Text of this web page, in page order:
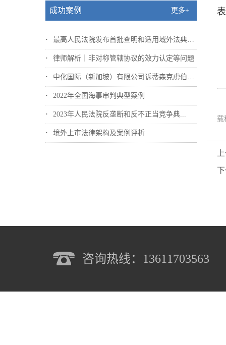
成功案例 更多+
最高人民法院发布首批查明和适用域外法典型...
律师解析｜非对称管辖协议的效力认定等问题
中化国际（新加坡）有限公司诉蒂森克虏伯冶...
2022年全国海事审判典型案例
2023年人民法院反垄断和反不正当竞争典...
境外上市法律架构及案例评析
载
咨询热线：13611703563